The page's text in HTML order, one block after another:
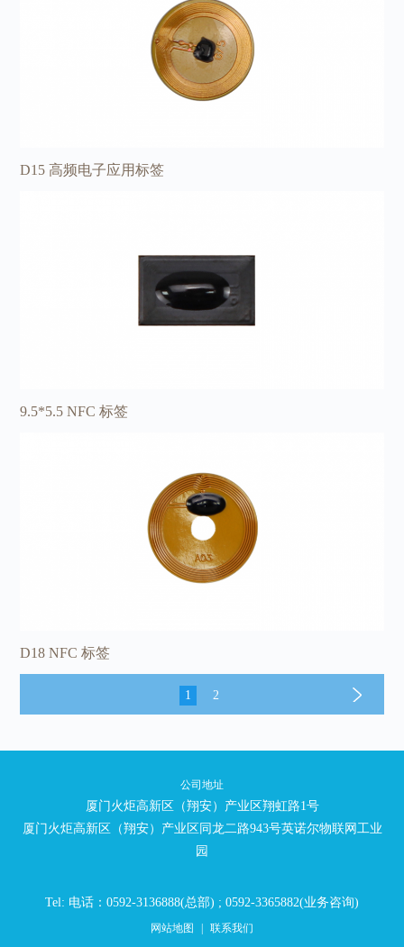
D15 高频电子应用标签
9.5*5.5 NFC 标签
D18 NFC 标签
1 2
公司地址
厦门火炬高新区（翔安）产业区翔虹路1号
厦门火炬高新区（翔安）产业区同龙二路943号英诺尔物联网工业
园
Tel: 电话：0592-3136888(总部) ; 0592-3365882(业务咨询)
网站地图 | 联系我们